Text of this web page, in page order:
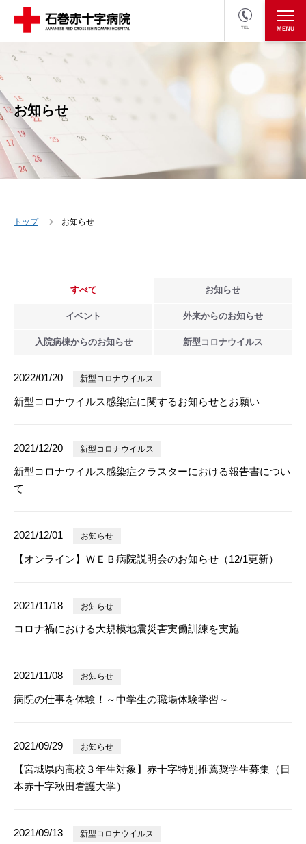
TEL
医療関係者の方
お知らせ
トップ お知らせ
すべて お知らせ
イベント 外来からのお知らせ
入院病棟からのお知らせ 新型 コロナウイルス
2022/01/20 新型コロナウイルス
新型コロナウイルス感染症に関するお知らせとお願い
2021/12/20 新型コロナウイルス
新型コロナウイルス感染症クラスターにおける報告書につい
て
2021/12/01 お知らせ
【オンライン】ＷＥＢ病院説明会のお知らせ（12/1更新）
2021/11/18 お知らせ
コロナ禍における大規模地震災害実働訓練を実施
2021/11/08 お知らせ
病院の仕事を体験！～中学生の職場体験学習～
2021/09/29 お知らせ
【宮城県内高校３年生対象】赤十字特別推薦奨学生募集（日
本赤十字秋田看護大学）
2021/09/13 新型コロナウイルス